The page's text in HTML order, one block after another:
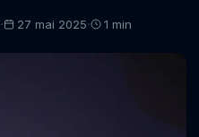
· 27 mai 2025· 1 min